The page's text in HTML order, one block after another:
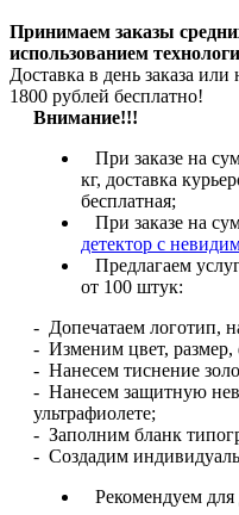
Принимаем заказы
использованием
Доставка в день заказа
1800 рублей бесплатно!
Внимание!!!
При заказе на
кг, доставка
бесплатная;
При заказе на
детектор с
Предлагаем
от 100 штук:
- Допечатаем логотип,
- Изменим цвет, размер,
- Нанесем тиснение
- Нанесем защитную
ультрафиолете;
- Заполним бланк
- Создадим
Рекомендуем